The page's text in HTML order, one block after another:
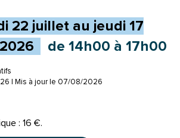
22 juillet au jeudi 17
2026 de 14h00 à 17h00
| Mis à jour le 07/08/2026
: 16 €.